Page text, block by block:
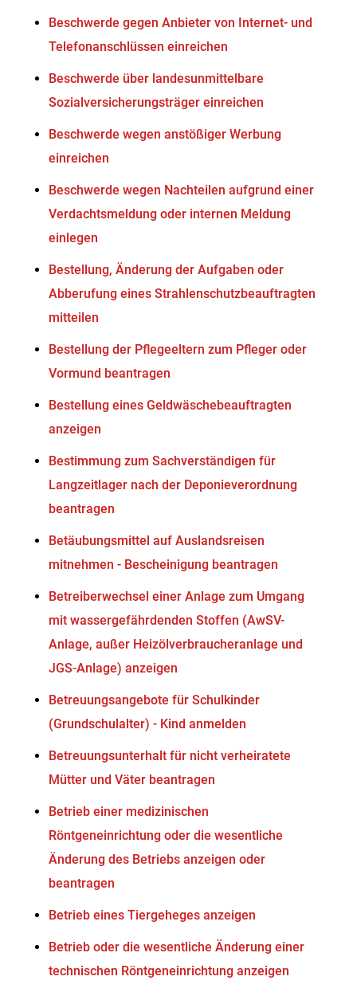
Beschwerde gegen Anbieter von Internet- und
Telefonanschlüssen einreichen
Beschwerde über landesunmittelbare
Sozialversicherungsträger einreichen
Beschwerde wegen anstößiger Werbung
einreichen
Beschwerde wegen Nachteilen aufgrund einer
Verdachtsmeldung oder internen Meldung
einlegen
Bestellung, Änderung der Aufgaben oder
Abberufung eines Strahlenschutzbeauftragten
mitteilen
Bestellung der Pflegeeltern zum Pfleger oder
Vormund beantragen
Bestellung eines Geldwäschebeauftragten
anzeigen
Bestimmung zum Sachverständigen für
Langzeitlager nach der Deponieverordnung
beantragen
Betäubungsmittel auf Auslandsreisen
mitnehmen - Bescheinigung beantragen
Betreiberwechsel einer Anlage zum Umgang
mit wassergefährdenden Stoffen (AwSV-
Anlage, außer Heizölverbraucheranlage und
JGS-Anlage) anzeigen
Betreuungsangebote für Schulkinder
(Grundschulalter) - Kind anmelden
Betreuungsunterhalt für nicht verheiratete
Mütter und Väter beantragen
Betrieb einer medizinischen
Röntgeneinrichtung oder die wesentliche
Änderung des Betriebs anzeigen oder
beantragen
Betrieb eines Tiergeheges anzeigen
Betrieb oder die wesentliche Änderung einer
technischen Röntgeneinrichtung anzeigen